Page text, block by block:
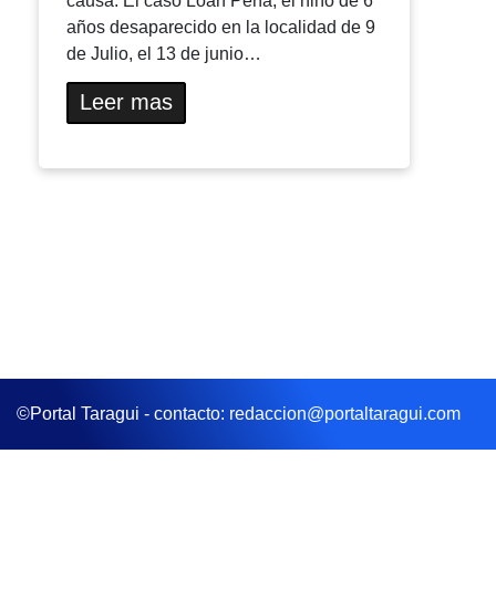
años desaparecido en la localidad de 9
de Julio, el 13 de junio…
Leer mas
©Portal Taragui - contacto: redaccion@portaltaragui.com